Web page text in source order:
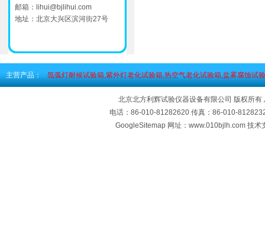
邮箱： lihui@bjlihui.com
地址：北京大兴区滨河街27号
主营产品： 氙弧灯耐候试验箱,紫外灯老化试验箱,热空气老化试验箱,盐雾腐蚀试
北京北方利辉试验仪器设备有限公司 版权所有
电话：86-010-81282620 传真：86-010-
GoogleSitemap 网址：www.010bjlh.com 技